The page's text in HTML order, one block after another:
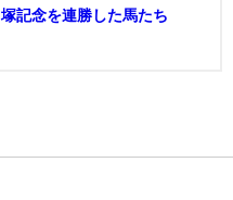
塚記念を連勝した馬たち